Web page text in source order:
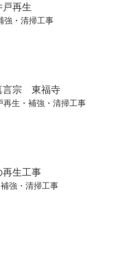
再生
強・清掃工事
言宗 東福寺
再生・補強・清掃工事
生工事
強・清掃工事